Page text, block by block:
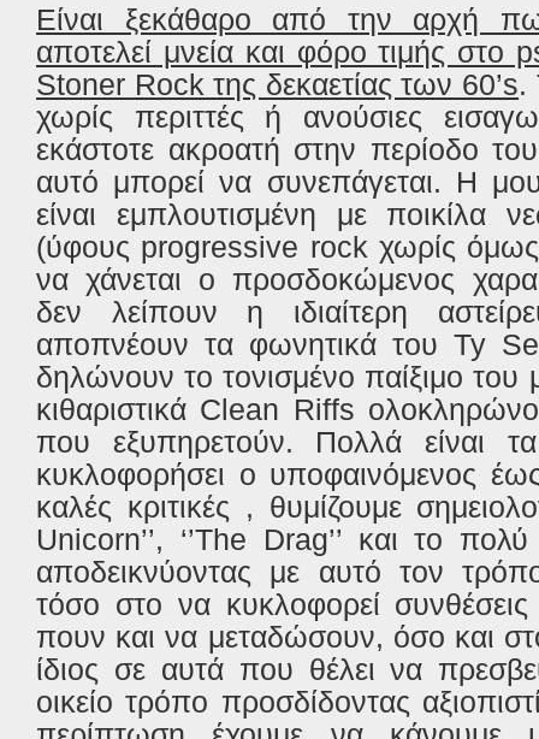
Είναι ξεκάθαρο από την αρχή
αποτελεί μνεία και φόρο τιμής στο
Stoner Rock της δεκαετίας των 60’s.
χωρίς περιττές ή ανούσιες
εκάστοτε ακροατή στην περίοδο
αυτό μπορεί να συνεπάγεται. Η
είναι εμπλουτισμένη με ποικίλα
(ύφους progressive rock χωρίς όμως
να χάνεται ο προσδοκώμενος
δεν λείπουν η ιδιαίτερη
αποπνέουν τα φωνητικά του Ty
δηλώνουν το τονισμένο παίξιμο
κιθαριστικά Clean Riffs
που εξυπηρετούν. Πολλά είναι
κυκλοφορήσει ο υποφαινόμενος
καλές κριτικές , θυμίζουμε
Unicorn’’, ‘’The Drag’’ και το
αποδεικνύοντας με αυτό τον
τόσο στο να κυκλοφορεί
πουν και να μεταδώσουν, όσο και
ίδιος σε αυτά που θέλει να
οικείο τρόπο προσδίδοντας